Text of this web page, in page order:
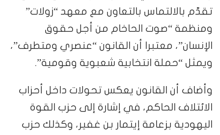
تقدّم بالالتماس بالتعاون مع معهد “زولات”
ومنظمة “صوت الحاخام من أجل حقوق
الإنسان”، معتبرا أن القانون “عنصري ومتطرف”،
ويمثل “حملة انتخابية شعبوية وقومية”.
وأضاف أن القانون يعكس تحولات داخل أحزاب
الائتلاف الحاكم، في إشارة إلى حزب القوة
اليهودية بزعامة إيتمار بن غفير، وكذلك حزب